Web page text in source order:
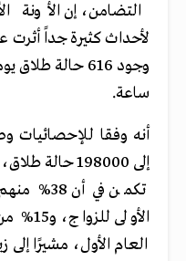
التضامن، إن الأونة
لأحداث كثيرة جداً
ساعة.
إلى 198000
تكمن في